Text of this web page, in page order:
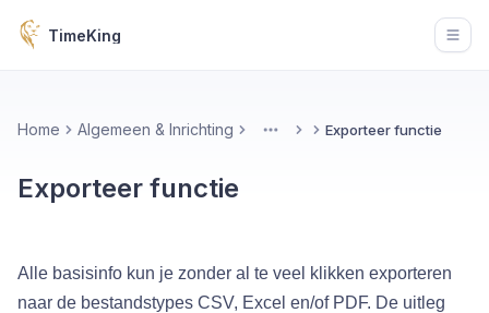
TimeKing
Home Algemeen & Inrichting More Exporteer functie
Exporteer functie
Alle basisinfo kun je zonder al te veel klikken exporteren
naar de bestandstypes CSV, Excel en/of PDF. De uitleg